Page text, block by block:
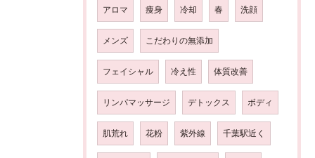
アロマ 痩身 冷却 春 洗顔
メンズ こだわりの無添加
フェイシャル 冷え性 体質改善
リンパマッサージ デトックス ボディ
肌荒れ 花粉 紫外線 千葉駅近く